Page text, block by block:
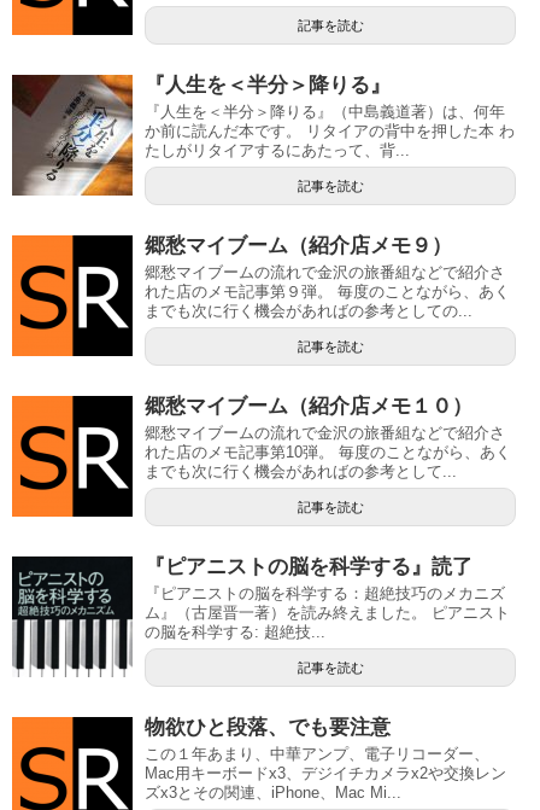
記事を読む
『人生を＜半分＞降りる』
『人生を＜半分＞降りる』（中島義道著）は、何年
か前に読んだ本です。 リタイアの背中を押した本 わ
たしがリタイアするにあたって、背...
記事を読む
郷愁マイブーム（紹介店メモ９）
郷愁マイブームの流れで金沢の旅番組などで紹介さ
れた店のメモ記事第９弾。 毎度のことながら、あく
までも次に行く機会があればの参考としての...
記事を読む
郷愁マイブーム（紹介店メモ１０）
郷愁マイブームの流れで金沢の旅番組などで紹介さ
れた店のメモ記事第10弾。 毎度のことながら、あく
までも次に行く機会があればの参考として...
記事を読む
『ピアニストの脳を科学する』読了
『ピアニストの脳を科学する：超絶技巧のメカニズ
ム』（古屋晋一著）を読み終えました。 ピアニスト
の脳を科学する: 超絶技...
記事を読む
物欲ひと段落、でも要注意
この１年あまり、中華アンプ、電子リコーダー、
Mac用キーボードx3、デジイチカメラx2や交換レン
ズx3とその関連、iPhone、Mac Mi...